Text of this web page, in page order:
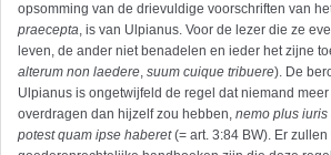
opsomming van de drievuldige voorschriften van
praecepta, is van Ulpianus. Voor de lezer die ze
leven, de ander niet benadelen en ieder het zijne
alterum non laedere, suum cuique tribuere). De
Ulpianus is ongetwijfeld de regel dat niemand
overdragen dan hijzelf zou hebben, nemo plus
potest quam ipse haberet(= art. 3:84 BW). Er